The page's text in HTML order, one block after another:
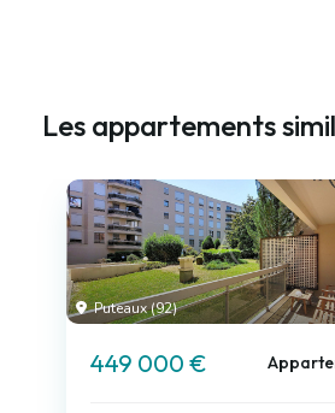
Les appartements
Puteaux (92)
449 000 €